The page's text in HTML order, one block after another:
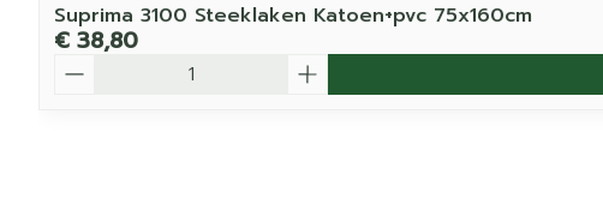
Suprima 3100 Steeklaken Katoen+pvc 75x160cm
€ 38,80